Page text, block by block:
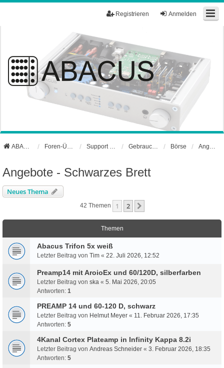
Anmelden
Registrieren
ABACUS Webseite Börse
Angebote - Schwarzes Brett
Neues Thema
42 Themen 1 2
Themen
Abacus Trifon 5x weiß
Letzter Beitrag von Tim « 22. Juli 2026, 12:52
Preamp14 mit AroioEx und 60/120D, silberfarben
Letzter Beitrag von ska « 5. Mai 2026, 20:05
Antworten: 1
PREAMP 14 und 60-120 D, schwarz
Letzter Beitrag von Helmut Meyer « 11. Februar 2026, 17:35
Antworten: 5
4Kanal Cortex Plateamp in Infinity Kappa 8.2i
Letzter Beitrag von Andreas Schneider « 3. Februar 2026, 18:35
Antworten: 5